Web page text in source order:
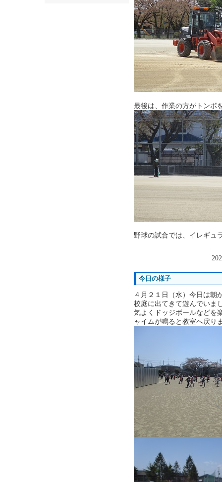
最後は、作業の方がトンボ
野球の試合では、イレギュ
今日の様子
４月２１日（水）今日は朝
校庭に出てきて遊んでいま
気よくドッジボールなどを
ャイムが鳴ると教室へ戻り